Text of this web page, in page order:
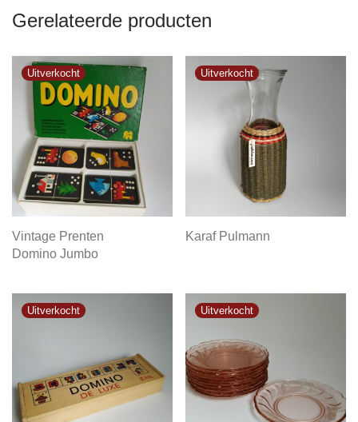
Gerelateerde producten
Vintage Prenten
Domino Jumbo
Karaf Pulmann